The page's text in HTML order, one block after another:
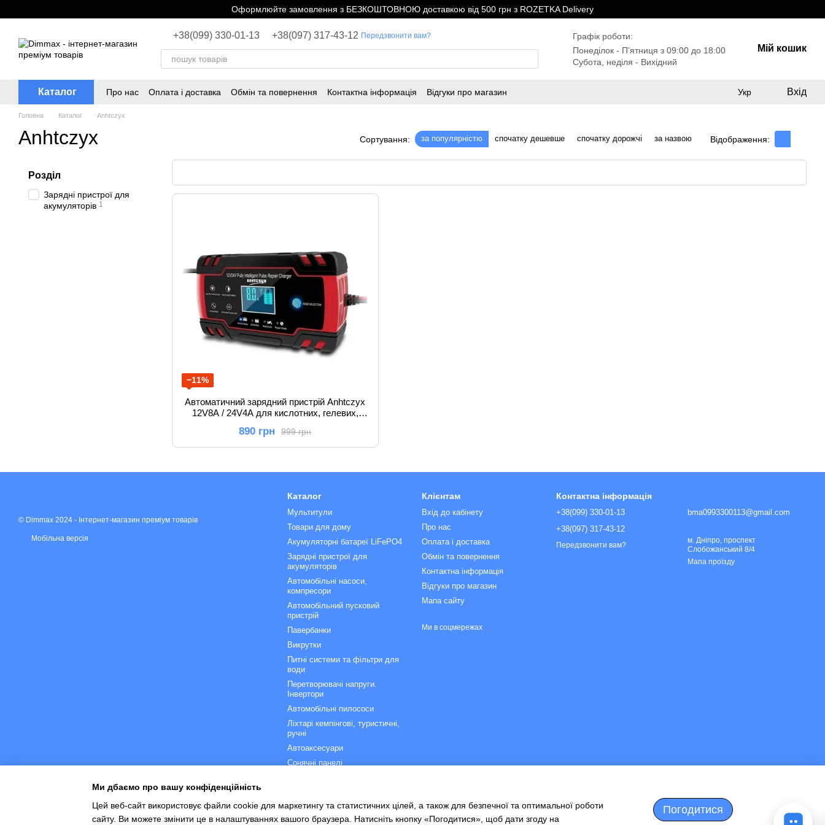
Оформлюйте замовлення з БЕЗКОШТОВНОЮ доставкою від 500 грн з ROZETKA Delivery
+38(099) 330-01-13 +38(097) 317-43-12 Передзвонити вам?
Графік роботи:
Понеділок - Пʼятниця з 09:00 до 18:00
Субота, неділя - Вихідний
Мій кошик
Каталог Про нас Оплата і доставка Обмін та повернення Контактна інформація Відгуки про магазин Укр Вхід
Головна Каталог Anhtczyx
Anhtczyx Сортування: за популярністю спочатку дешевше спочатку дорожчі за назвою Відображення:
−11%
Автоматичний зарядний пристрій Anhtczyx
12V8A / 24V4A для кислотних, гелевих,
999 грн
890 грн
Розділ
Зарядні пристрої для
акумуляторів 1
© Dimmax 2024 - Інтернет-магазин преміум товарів
Мобільна версія
Каталог
Мультитули
Товари для дому
Акумуляторні батареї LiFePO4
Зарядні пристрої для
акумуляторів
Автомобільні насоси,
компресори
Автомобільний пусковий
пристрій
Павербанки
Викрутки
Питні системи та фільтри для
води
Перетворювачі напруги.
Інвертори
Автомобільні пилососи
Ліхтарі кемпінгові, туристичні,
ручні
Автоаксесуари
Сонячні панелі
Велоаксесуари
Клієнтам
Вхід до кабінету
Про нас
Оплата і доставка
Обмін та повернення
Контактна інформація
Відгуки про магазин
Мапа сайту
Ми в соцмережах
Контактна інформація
+38(099) 330-01-13
+38(097) 317-43-12
Передзвонити вам?
bma0993300113@gmail.com
м. Дніпро, проспект
Слобожанський 8/4
Мапа проїзду
Ми дбаємо про вашу конфіденційність
Цей веб-сайт використовує файли cookie для маркетингу та статистичних цілей, а також для безпечної та оптимальної роботи
сайту. Ви можете змінити це в налаштуваннях вашого браузера. Натисніть кнопку «Погодитися», щоб дати згоду на
Погодитися